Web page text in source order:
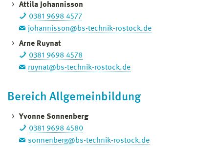
Attila Johannisson
0381 9698 4577
johannisson@bs-technik-rostock.de
Arne Ruynat
0381 9698 4578
ruynat@bs-technik-rostock.de
Bereich Allgemeinbildung
Yvonne Sonnenberg
0381 9698 4580
sonnenberg@bs-technik-rostock.de